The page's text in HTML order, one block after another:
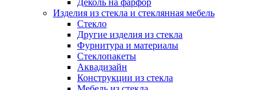
Деколь на фарфор
Изделия из стекла и стеклянная мебель
Стекло
Другие изделия из стекла
Фурнитура и материалы
Стеклопакеты
Аквадизайн
Конструкции из стекла